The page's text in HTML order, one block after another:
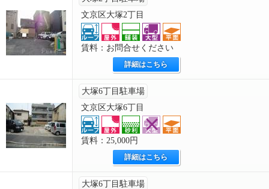
文京区大塚2丁目
賃料：お問合せください
詳細はこちら
大塚6丁目駐車場
文京区大塚6丁目
賃料：25,000円
詳細はこちら
大塚6丁目駐車場